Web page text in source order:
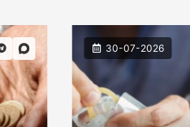
30-07-2026